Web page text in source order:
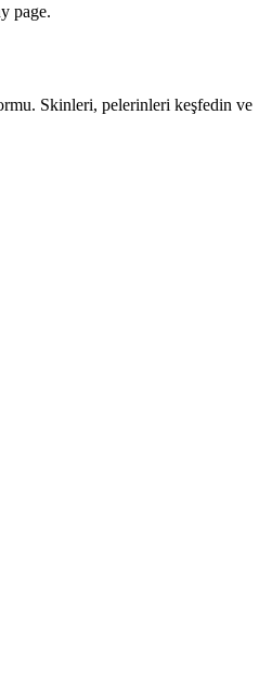
page.
Skinleri, pelerinleri keşfedin ve